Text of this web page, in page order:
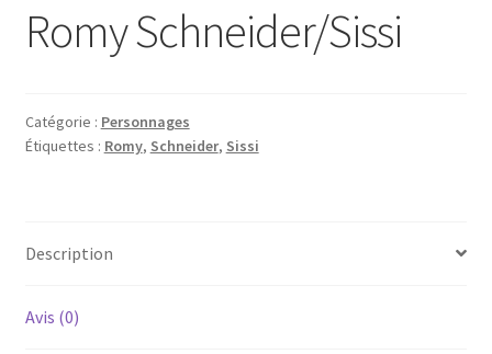
Romy Schneider/Sissi
Catégorie : Personnages
Étiquettes : Romy, Schneider, Sissi
Description
Avis (0)